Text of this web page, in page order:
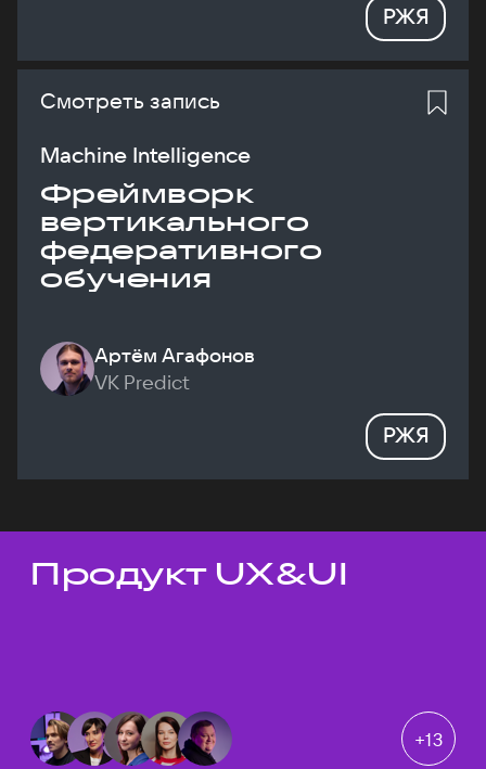
РЖЯ
Смотреть запись
Machine Intelligence
Фреймворк
вертикального
федеративного
обучения
Артём Агафонов
VK Predict
РЖЯ
Темы докладов
Продукт UX&UI
+13